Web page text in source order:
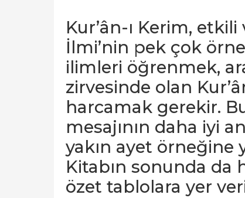
Kur’ân-ı Kerim,
İlmi’nin pek çok
ilimleri öğrenmek,
zirvesinde olan
harcamak gerekir.
mesajının daha iyi
yakın ayet örneğine
Kitabın sonunda da
özet tablolara yer